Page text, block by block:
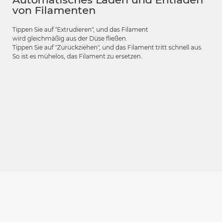
von Filamenten
Tippen Sie auf "Extrudieren", und das Filament
wird gleichmäßig aus der Düse fließen.
Tippen Sie auf "Zurückziehen", und das Filament tritt schnell aus.
So ist es mühelos, das Filament zu ersetzen.